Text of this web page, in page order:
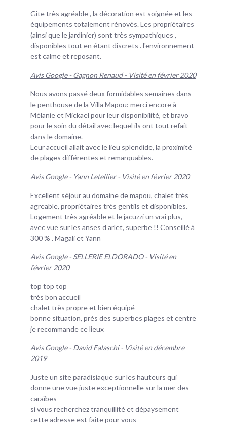
Gîte très agréable , la décoration est soignée et les
équipements totalement rénovés. Les propriétaires
(ainsi que le jardinier) sont très sympathiques ,
disponibles tout en étant discrets . l'environnement
est calme et reposant.
Avis Google - Gagnon Renaud - Visité en février 2020
Nous avons passé deux formidables semaines dans
le penthouse de la Villa Mapou: merci encore à
Mélanie et Mickaël pour leur disponibilité, et bravo
pour le soin du détail avec lequel ils ont tout refait
dans le domaine.
Leur accueil allait avec le lieu splendide, la proximité
de plages différentes et remarquables.
Avis Google - Yann Letellier - Visité en février 2020
Excellent séjour au domaine de mapou, chalet très
agreable, propriétaires très gentils et disponibles.
Logement très agréable et le jacuzzi un vrai plus,
avec vue sur les anses d arlet, superbe !! Conseillé à
300 % . Magali et Yann
Avis Google - SELLERIE ELDORADO - Visité en
février 2020
top top top
très bon accueil
chalet très propre et bien équipé
bonne situation, près des superbes plages et centre
je recommande ce lieux
Avis Google - David Falaschi - Visité en décembre
2019
Juste un site paradisiaque sur les hauteurs qui
donne une vue juste exceptionnelle sur la mer des
caraïbes
si vous recherchez tranquillité et dépaysement
cette adresse est faite pour vous